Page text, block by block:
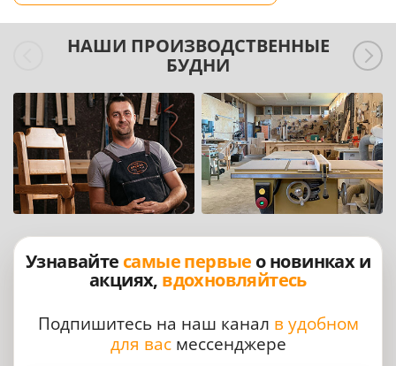
НАШИ ПРОИЗВОДСТВЕННЫЕ
БУДНИ
Узнавайте самые первые о новинках и
акциях, вдохновляйтесь
Подпишитесь на наш канал в удобном
для васмессенджере